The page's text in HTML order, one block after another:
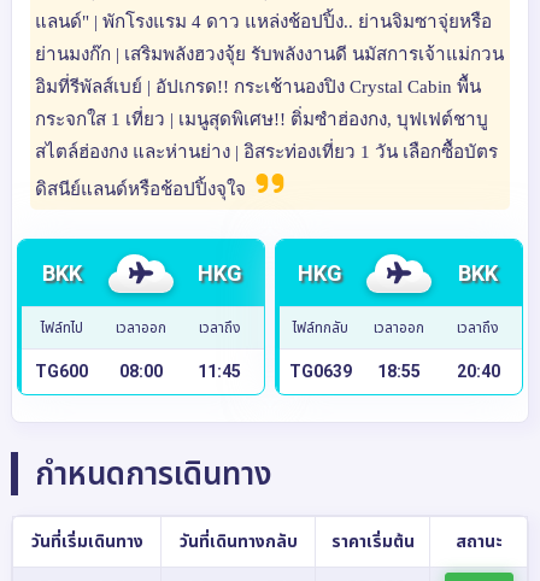
แลนด์" | พักโรงแรม 4 ดาว แหล่งช้อปปิ้ง.. ย่านจิมซาจุ่ยหรือ
ย่านมงก๊ก | เสริมพลังฮวงจุ้ย รับพลังงานดี นมัสการเจ้าแม่กวน
อิมที่รีพัลส์เบย์ | อัปเกรด!! กระเช้านองปิง Crystal Cabin พื้น
กระจกใส 1 เที่ยว | เมนูสุดพิเศษ!! ติ่มซำฮ่องกง, บุฟเฟต์ชาบู
สไตล์ฮ่องกง และห่านย่าง | อิสระท่องเที่ยว 1 วัน เลือกซื้อบัตร
ดิสนีย์แลนด์หรือช้อปปิ้งจุใจ
BKK HKG
ไฟล์ทไป เวลาออก เวลาถึง
TG600 08:00 11:45
HKG BKK
ไฟล์ทกลับ เวลาออก เวลาถึง
TG0639 18:55 20:40
กำหนดการเดินทาง
วันที่เริ่มเดินทาง วันที่เดินทางกลับ ราคาเริ่มต้น สถานะ